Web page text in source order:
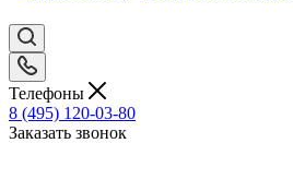
Телефоны
8 (495) 120-03-80
Заказать звонок